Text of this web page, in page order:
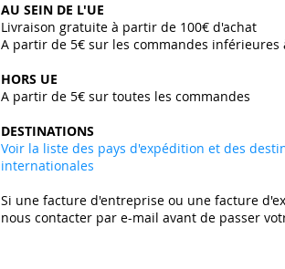
AU SEIN DE L'UE
Livraison gratuite à partir de 100€ d'achat
A partir de 5€ sur les commandes inférieures
HORS UE
A partir de 5€ sur toutes les commandes ​
DESTINATIONS
Voir la liste des pays d'expédition et des
internationales
Si une facture d'entreprise ou une facture
nous contacter par e-mail avant de passer